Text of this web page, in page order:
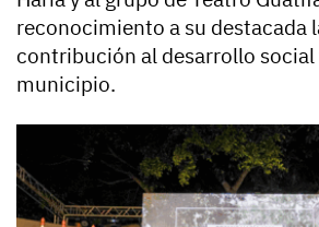
reconocimiento a su destacada
contribución al desarrollo
municipio.